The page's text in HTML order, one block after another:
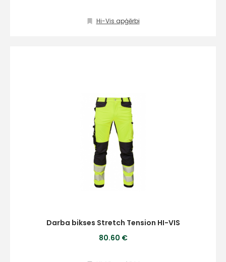
Hi-Vis apģērbi
Darba bikses Stretch Tension HI-VIS
80.60 €